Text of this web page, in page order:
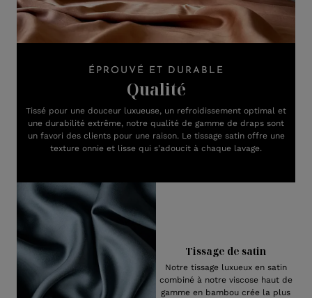
ÉPROUVÉ ET DURABLE
Qualité
Tissé pour une douceur luxueuse, un refroidissement optimal et
une durabilité extrême, notre qualité de gamme de draps sont
un favori des clients pour une raison. Le tissage satin offre une
texture onnie et lisse qui s’adoucit à chaque lavage.
Tissage de satin
Notre tissage luxueux en satin
combiné à notre viscose haut de
gamme en bambou crée la plus